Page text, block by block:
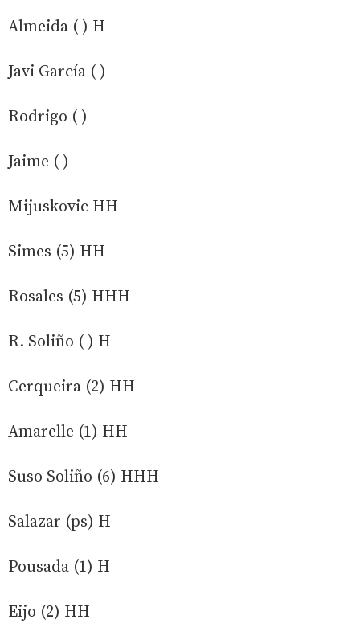
Almeida (-) H
Javi García (-) -
Rodrigo (-) -
Jaime (-) -
Mijuskovic HH
Simes (5) HH
Rosales (5) HHH
R. Soliño (-) H
Cerqueira (2) HH
Amarelle (1) HH
Suso Soliño (6) HHH
Salazar (ps) H
Pousada (1) H
Eijo (2) HH